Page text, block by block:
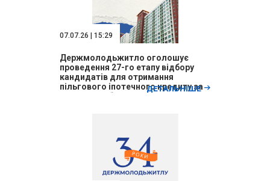
07.07.26 | 15:29
Держмолодьжитло оголошує
проведення 27-го етапу відбору
кандидатів для отримання
пільгового іпотечного кредиту за
ДЕТАЛЬНІШЕ